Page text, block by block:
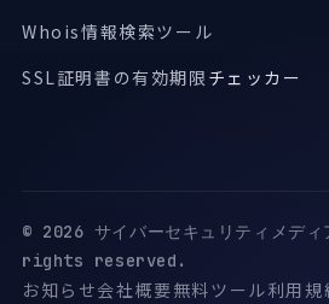
Whois情報検索ツール
SSL証明書の有効期限 チェッカー
© 2026 サイバーセキュリティメデ
rights reserved.
お知らせ会社概要無料ツール利用規